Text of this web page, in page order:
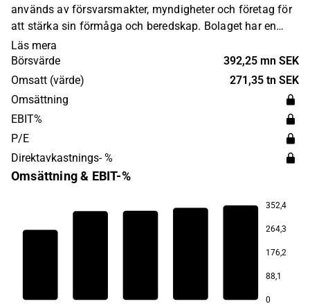
används av försvarsmakter, myndigheter och företag för
att stärka sin förmåga och beredskap. Bolaget har en
global verksamhet, men lokal närvaro i Norden,
Storbritannien, USA och Australien. Huvudkontoret ligger i
Stockholm.
Läs mera
Börsvärde
392,25 mn SEK
Omsatt (värde)
271,35 tn SEK
Omsättning
EBIT%
P/E
Direktavkastnings- %
Omsättning & EBIT-%
352,4
264,3
176,2
88,1
0